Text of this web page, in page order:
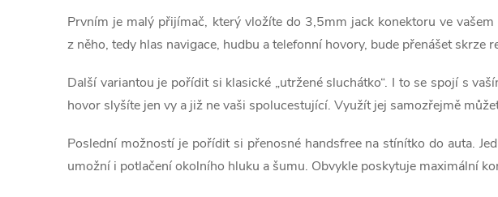
ů
á
d
a
c
í
p
Prvním je malý přijímač, který vložíte do 3,5mm jack konektoru ve
z něho, tedy hlas navigace, hudbu a telefonní hovory, bude přenášet skrze
Další variantou je pořídit si klasické „utržené sluchátko“. I to se spojí s
hovor slyšíte jen vy a již ne vaši spolucestující. Využít jej samozřejmě
Poslední možností je pořídit si přenosné handsfree na stínítko do auta.
umožní i potlačení okolního hluku a šumu. Obvykle poskytuje maximální